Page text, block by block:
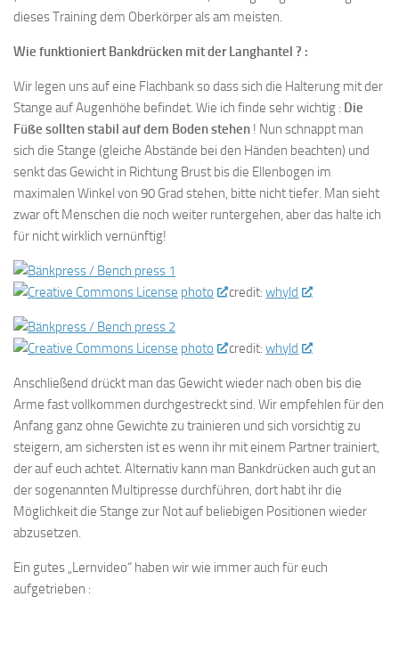
dieses Training dem Oberkörper als am meisten.
Wie funktioniert Bankdrücken mit der Langhantel ? :
Wir legen uns auf eine Flachbank so dass sich die Halterung mit der
Stange auf Augenhöhe befindet. Wie ich finde sehr wichtig : Die
Füße sollten stabil auf dem Boden stehen ! Nun schnappt man
sich die Stange (gleiche Abstände bei den Händen beachten) und
senkt das Gewicht in Richtung Brust bis die Ellenbogen im
maximalen Winkel von 90 Grad stehen, bitte nicht tiefer. Man sieht
zwar oft Menschen die noch weiter runtergehen, aber das halte ich
für nicht wirklich vernünftig!
photo credit:whyld
photo credit:whyld
Anschließend drückt man das Gewicht wieder nach oben bis die
Arme fast vollkommen durchgestreckt sind. Wir empfehlen für den
Anfang ganz ohne Gewichte zu trainieren und sich vorsichtig zu
steigern, am sichersten ist es wenn ihr mit einem Partner trainiert,
der auf euch achtet. Alternativ kann man Bankdrücken auch gut an
der sogenannten Multipresse durchführen, dort habt ihr die
Möglichkeit die Stange zur Not auf beliebigen Positionen wieder
abzusetzen.
Ein gutes „Lernvideo“ haben wir wie immer auch für euch
aufgetrieben :